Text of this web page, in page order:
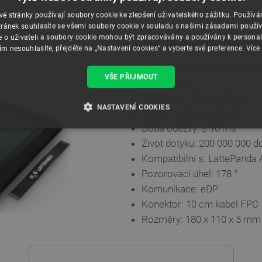
Specifikace
Typ: IPS, kapacitní dotyková
Úhlopříčka: 7 "
Povrch: tvrzené sklo 6H
Doba odezvy:≤ 16 ms
Život dotyku: 200 000 000
Kompatibilní s: LattePanda
Pozorovací úhel: 178 °
Komunikace: eDP
Konektor: 10 cm kabel FPC
Rozměry: 180 x 110 x 5 mm
stránky používají soubory cookie ke zlepšení uživatelského zážitku.
souhlasíte se všemi soubory cookie v souladu s našimi zásadami
o uživateli a soubory cookie mohou být zpracovávány a používány k
nesouhlasíte, přejděte na „Nastavení cookies“ a vyberte své preference.
VŠE PŘIJMOUT
NASTAVENÍ COOKIES
VÝKONOVÉ SOUBORY SOUBORY CÍLENÍ
Soubory cílení Funkční soubory
správně používat.